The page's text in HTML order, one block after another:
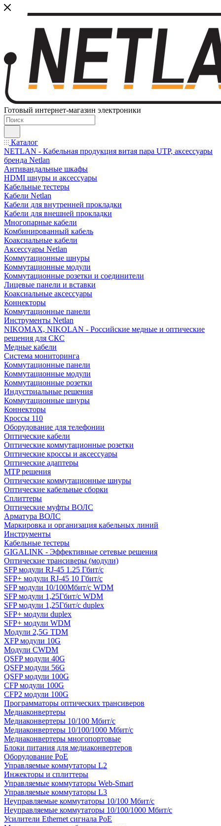
Готовый интернет-магазин электроники
Каталог
NETLAN - Кабельная продукция витая пара UTP, аксессуары
бренда Netlan
Антивандальные шкафы
HDMI шнуры и аксессуары
Кабельные тестеры
Кабели Netlan
Кабели для внутренней прокладки
Кабели для внешней прокладки
Многопарные кабели
Комбинированный кабель
Коаксиальные кабели
Аксессуары Netlan
Коммутационные шнуры
Коммутационные модули
Коммутационные розетки и соединители
Лицевые панели и вставки
Коаксиальные аксессуары
Коннекторы
Коммутационные панели
Инструменты Netlan
NIKOMAX, NIKOLAN - Российские медные и оптические
решения для СКС
Медные кабели
Система мониторинга
Коммутационные панели
Коммутационные модули
Коммутационные розетки
Индустриальные решения
Коммутационные шнуры
Коннекторы
Кроссы 110
Оборудование для телефонии
Оптические кабели
Оптические коммутационные розетки
Оптические кроссы и аксессуары
Оптические адаптеры
MTP решения
Оптические коммутационные шнуры
Оптические кабельные сборки
Сплиттеры
Оптические муфты ВОЛС
Арматура ВОЛС
Маркировка и организация кабельных линий
Инструменты
Кабельные тестеры
GIGALINK - Эффективные сетевые решения
Оптические трансиверы (модули)
SFP модули RJ-45 1.25 Гбит/c
SFP+ модули RJ-45 10 Гбит/c
SFP модули 10/100Мбит/с WDM
SFP модули 1,25Гбит/с WDM
SFP модули 1,25Гбит/с duplex
SFP+ модули duplex
SFP+ модули WDM
Модули 2,5G TDM
XFP модули 10G
Модули CWDM
QSFP модули 40G
QSFP модули 56G
QSFP модули 100G
CFP модули 100G
CFP2 модули 100G
Программаторы оптических трансиверов
Медиаконвертеры
Медиаконвертеры 10/100 Мбит/с
Медиаконвертеры 10/100/1000 Мбит/c
Медиаконвертеры многопортовые
Блоки питания для медиаконвертеров
Оборудование PoE
Управляемые коммутаторы L2
Инжекторы и сплиттеры
Управляемые коммутаторы Web-Smart
Управляемые коммутаторы L3
Неуправляемые коммутаторы 10/100 Мбит/с
Неуправляемые коммутаторы 10/100/1000 Мбит/с
Усилители Ethernet сигнала PoE